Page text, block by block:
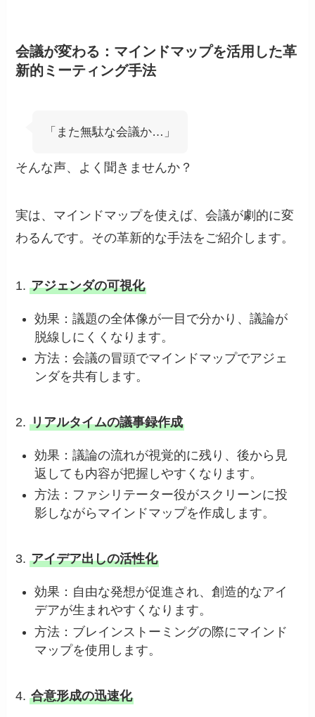
会議が変わる：マインドマップを活用した革
新的ミーティング手法
「また無駄な会議か…」
そんな声、よく聞きませんか？
実は、マインドマップを使えば、会議が劇的に変
わるんです。その革新的な手法をご紹介します。
1.アジェンダの可視化
効果：議題の全体像が一目で分かり、議論が
脱線しにくくなります。
方法：会議の冒頭でマインドマップでアジェ
ンダを共有します。
2.リアルタイムの議事録作成
効果：議論の流れが視覚的に残り、後から見
返しても内容が把握しやすくなります。
方法：ファシリテーター役がスクリーンに投
影しながらマインドマップを作成します。
3.アイデア出しの活性化
効果：自由な発想が促進され、創造的なアイ
デアが生まれやすくなります。
方法：ブレインストーミングの際にマインド
マップを使用します。
4.合意形成の迅速化